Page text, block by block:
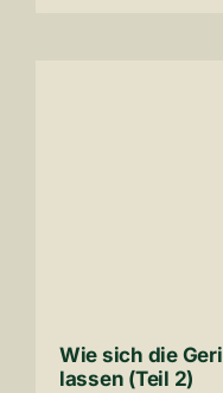
Wie sich die
lassen (Teil 2)